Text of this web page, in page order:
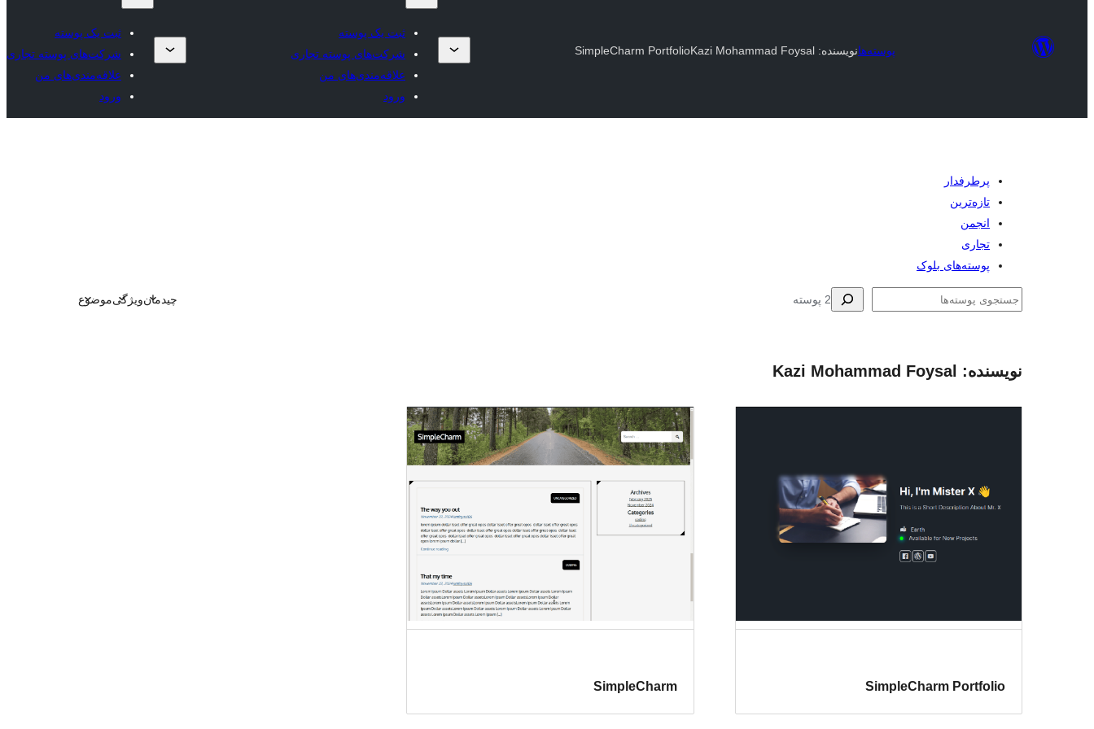
پوسته‌هانویسنده: Kazi Mohammad Foysal SimpleCharm Portfolio
ثبت یک پوسته
شرکت‌های پوسته تجاری
علاقه‌مندی‌های من
ورود
ثبت یک پوسته
شرکت‌های پوسته تجاری
علاقه‌مندی‌های من
ورود
پرطرفدار
تازه‌ترین
انجمن
تجاری
پوسته‌های بلوک
جستجو 2 پوسته چیدمانویژگیموضوع
نویسنده: Kazi Mohammad Foysal
SimpleCharm Portfolio
SimpleCharm